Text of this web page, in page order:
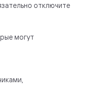
отключите
могут